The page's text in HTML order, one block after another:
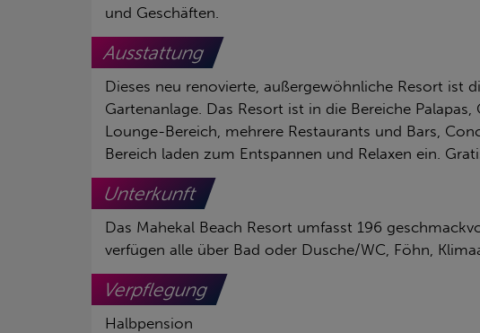
und Geschäften.
Ausstattung
Dieses neu renovierte, außergewöhnliche Resort ist
Gartenanlage. Das Resort ist in die Bereiche
Lounge-Bereich, mehrere Restaurants und Bars,
Bereich laden zum Entspannen und Relaxen ein.
Unterkunft
Das Mahekal Beach Resort umfasst 196
verfügen alle über Bad oder Dusche/WC, Föhn,
Verpflegung
Halbpension